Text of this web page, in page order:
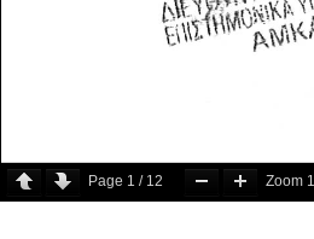
Page 1 / 12 Zoom